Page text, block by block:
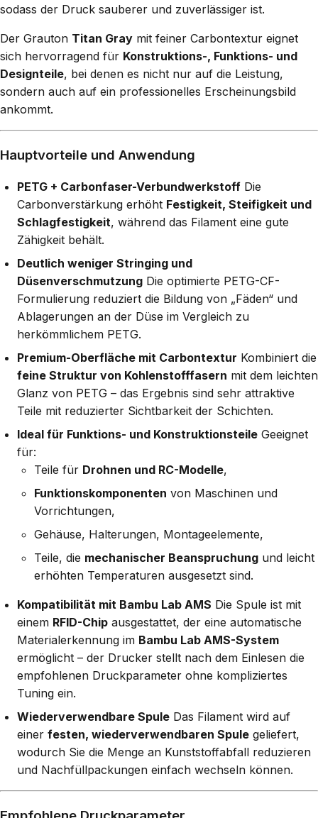
sodass der Druck sauberer und zuverlässiger ist.
Der Grauton Titan Gray mit feiner Carbontextur eignet
sich hervorragend für Konstruktions-, Funktions- und
Designteile, bei denen es nicht nur auf die Leistung,
sondern auch auf ein professionelles Erscheinungsbild
ankommt.
Hauptvorteile und Anwendung
PETG + Carbonfaser-Verbundwerkstoff Die
Carbonverstärkung erhöht Festigkeit, Steifigkeit und
Schlagfestigkeit, während das Filament eine gute
Zähigkeit behält.
Deutlich weniger Stringing und
Düsenverschmutzung Die optimierte PETG-CF-
Formulierung reduziert die Bildung von „Fäden“ und
Ablagerungen an der Düse im Vergleich zu
herkömmlichem PETG.
Premium-Oberfläche mit Carbontextur Kombiniert die
feine Struktur von Kohlenstofffasern mit dem leichten
Glanz von PETG – das Ergebnis sind sehr attraktive
Teile mit reduzierter Sichtbarkeit der Schichten.
Ideal für Funktions- und Konstruktionsteile Geeignet
für:
Teile für Drohnen und RC-Modelle,
Funktionskomponenten von Maschinen und
Vorrichtungen,
Gehäuse, Halterungen, Montageelemente,
Teile, die mechanischer Beanspruchung und leicht
erhöhten Temperaturen ausgesetzt sind.
Kompatibilität mit Bambu Lab AMS Die Spule ist mit
einem RFID-Chip ausgestattet, der eine automatische
Materialerkennung im Bambu Lab AMS-System
ermöglicht – der Drucker stellt nach dem Einlesen die
empfohlenen Druckparameter ohne kompliziertes
Tuning ein.
Wiederverwendbare Spule Das Filament wird auf
einer festen, wiederverwendbaren Spule geliefert,
wodurch Sie die Menge an Kunststoffabfall reduzieren
und Nachfüllpackungen einfach wechseln können.